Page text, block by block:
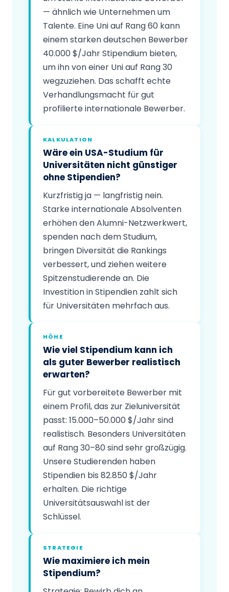
— ähnlich wie Unternehmen um
Talente. Eine Uni auf Rang 60 kann
einem starken deutschen Bewerber
40.000 $/Jahr Stipendium bieten,
um ihn von einer Uni auf Rang 30
wegzuziehen. Das schafft echte
Verhandlungsmacht für gut
profilierte internationale Bewerber.
KALKULATION
Wäre ein USA-Studium für
Universitäten nicht günstiger
ohne Stipendien?
Kurzfristig ja — langfristig nein.
Starke internationale Absolventen
erhöhen den Alumni-Netzwerkwert,
spenden nach dem Studium,
bringen Diversität die Rankings
verbessert, und ziehen weitere
Spitzenstudierende an. Die
Investition in Stipendien zahlt sich
für Universitäten mehrfach aus.
HÖHE
Wie viel Stipendium kann ich
als guter Bewerber realistisch
erwarten?
Für gut vorbereitete Bewerber mit
einem Profil, das zur Zieluniversität
passt: 15.000–50.000 $/Jahr sind
realistisch. Besonders Universitäten
auf Rang 30–80 sind sehr großzügig.
Unsere Studierenden haben
Stipendien bis 82.850 $/Jahr
erhalten. Die richtige
Universitätsauswahl ist der
Schlüssel.
STRATEGIE
Wie maximiere ich mein
Stipendium?